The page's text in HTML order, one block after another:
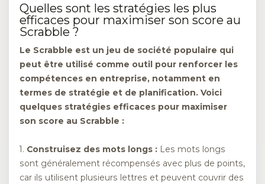
Quelles sont les stratégies les plus
efficaces pour maximiser son score au
Scrabble ?
Le Scrabble est un jeu de société populaire qui
peut être utilisé comme outil pour renforcer les
compétences en entreprise, notamment en
termes de stratégie et de planification. Voici
quelques stratégies efficaces pour maximiser
son score au Scrabble :
1. Construisez des mots longs : Les mots longs
sont généralement récompensés avec plus de points,
car ils utilisent plusieurs lettres et peuvent couvrir des